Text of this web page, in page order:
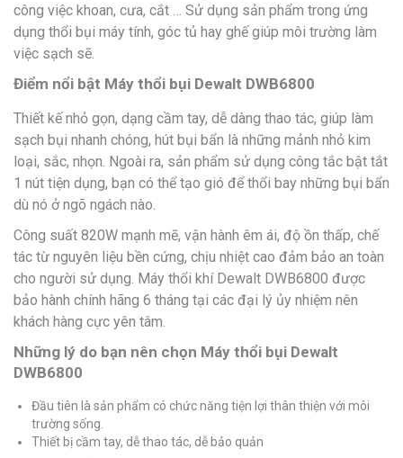
công việc khoan, cưa, cắt … Sử dụng sản phẩm trong ứng
dụng thổi bụi máy tính, góc tủ hay ghế giúp môi trường làm
việc sạch sẽ.
Điểm nổi bật Máy thổi bụi Dewalt DWB6800
Thiết kế nhỏ gọn, dạng cầm tay, dễ dàng thao tác, giúp làm
sạch bụi nhanh chóng, hút bụi bẩn là những mảnh nhỏ kim
loại, sắc, nhọn. Ngoài ra, sản phẩm sử dụng công tắc bật tắt
1 nút tiện dụng, bạn có thể tạo gió để thổi bay những bụi bẩn
dù nó ở ngõ ngách nào.
Công suất 820W mạnh mẽ, vận hành êm ái, độ ồn thấp, chế
tác từ nguyên liệu bền cứng, chịu nhiệt cao đảm bảo an toàn
cho người sử dụng. Máy thổi khí Dewalt DWB6800 được
bảo hành chính hãng 6 tháng tại các đại lý ủy nhiệm nên
khách hàng cực yên tâm.
Những lý do bạn nên chọn Máy thổi bụi Dewalt
DWB6800
Đầu tiên là sản phẩm có chức năng tiện lợi thân thiện với môi
trường sống.
Thiết bị cầm tay, dễ thao tác, dễ bảo quản